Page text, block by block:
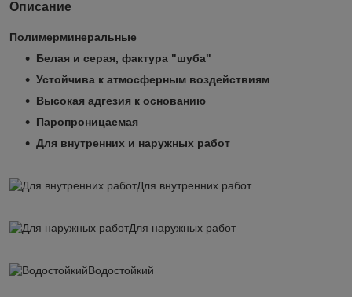
Описание
Полимерминеральные
Белая и серая, фактура "шуба"
Устойчива к атмосферным воздействиям
Высокая адгезия к основанию
Паропроницаемая
Для внутренних и наружных работ
Для внутренних работ
Для наружных работ
Водостойкий